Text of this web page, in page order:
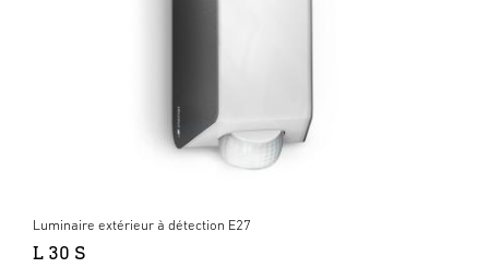
Luminaire extérieur à détection E27
L 30 S